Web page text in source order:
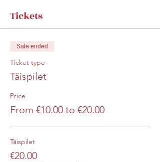
Tickets
Sale ended
Ticket type
Täispilet
Price
From €10.00 to €20.00
Täispilet
€20.00